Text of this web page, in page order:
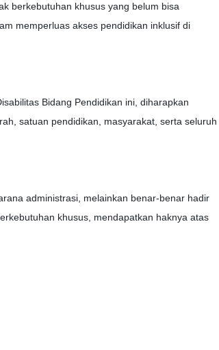
berkebutuhan khusus yang belum bisa
memperluas akses pendidikan inklusif di
Bidang Pendidikan ini, diharapkan
satuan pendidikan, masyarakat, serta seluruh
administrasi, melainkan benar-benar hadir
khusus, mendapatkan haknya atas